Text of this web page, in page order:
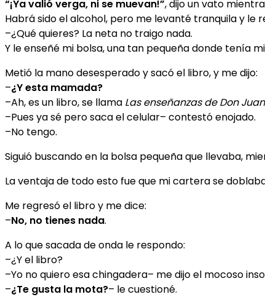
“¡Ya valió verga, ni se muevan!”, dijo un vato
Habrá sido el alcohol, pero me levanté tranquila y le
–¿Qué quieres? La neta no traigo nada.
Y le enseñé mi bolsa, una tan pequeña donde tenía
Metió la mano desesperado y sacó el libro, y me dijo:
–¿Y esta mamada?
–Ah, es un libro, se llama Las enseñanzas de Don
–Pues ya sé pero saca el celular– contestó enojado.
–No tengo.
Siguió buscando en la bolsa pequeña que llevaba,
La ventaja de todo esto fue que mi cartera se
Me regresó el libro y me dice:
–No, no tienes nada.
A lo que sacada de onda le respondo:
–¿Y el libro?
–Yo no quiero esa chingadera– me dijo el mocoso
–¿Te gusta la mota?– le cuestioné.